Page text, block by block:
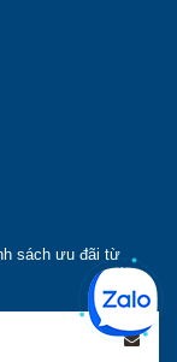
sách ưu đãi từ